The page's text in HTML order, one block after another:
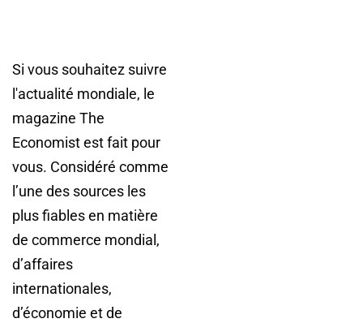
Si vous souhaitez suivre
l'actualité mondiale, le
magazine The
Economist est fait pour
vous. Considéré comme
l’une des sources les
plus fiables en matière
de commerce mondial,
d’affaires
internationales,
d’économie et de